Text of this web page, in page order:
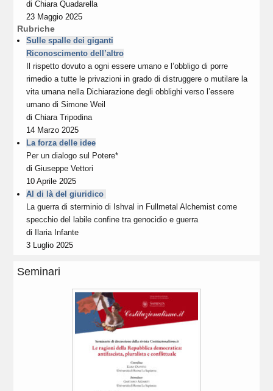
diChiara Quadarella
23 Maggio 2025
Rubriche
Sulle spalle dei giganti
Riconoscimento dell’altro
Il rispetto dovuto a ogni essere umano e l’obbligo di porre
rimedio a tutte le privazioni in grado di distruggere o mutilare la
vita umana nella Dichiarazione degli obblighi verso l’essere
umano di Simone Weil
diChiara Tripodina
14 Marzo 2025
La forza delle idee
Per un dialogo sul Potere*
diGiuseppe Vettori
10 Aprile 2025
Al di là del giuridico
La guerra di sterminio di Ishval in Fullmetal Alchemist come
specchio del labile confine tra genocidio e guerra
di
Ilaria Infante
3 Luglio 2025
Seminari